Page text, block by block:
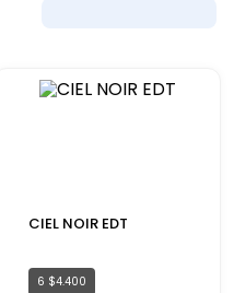
CIEL NOIR EDT
6 $4.400